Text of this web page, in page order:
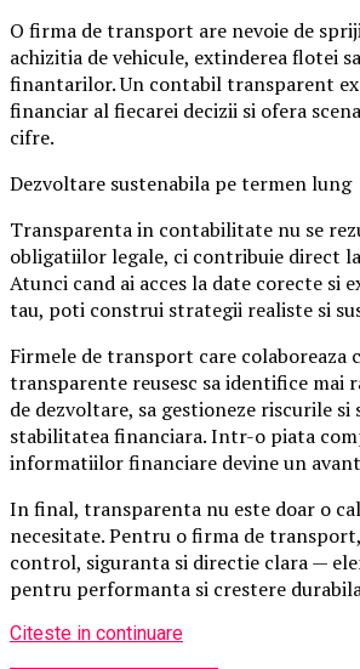
O firma de transport are nevoie de
achizitia de vehicule, extinderea flotei
finantarilor. Un contabil transparent
financiar al fiecarei decizii si ofera
cifre.
Dezvoltare sustenabila pe termen lung
Transparenta in contabilitate nu se
obligatiilor legale, ci contribuie direct
Atunci cand ai acces la date corecte si
tau, poti construi strategii realiste si
Firmele de transport care colaboreaza
transparente reusesc sa identifice
de dezvoltare, sa gestioneze riscurile si
stabilitatea financiara. Intr-o piata
informatiilor financiare devine un
In final, transparenta nu este doar o
necesitate. Pentru o firma de
control, siguranta si directie clara —
pentru performanta si crestere
Citeste in continuare